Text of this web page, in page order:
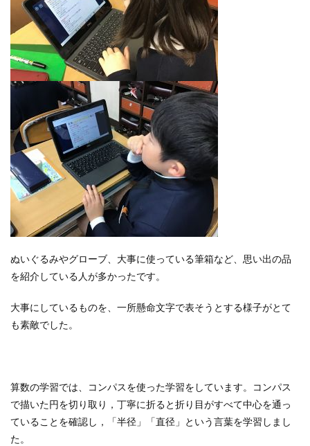
ぬいぐるみやグローブ、大事に使っている筆箱など、思い出の品
を紹介している人が多かったです。
大事にしているものを、一所懸命文字で表そうとする様子がとて
も素敵でした。
算数の学習では、コンパスを使った学習をしています。コンパス
で描いた円を切り取り，丁寧に折ると折り目がすべて中心を通っ
ていることを確認し，「半径」「直径」という言葉を学習しまし
た。